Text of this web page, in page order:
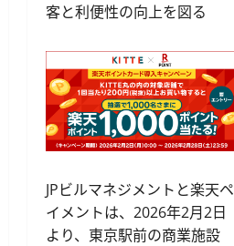
客と利便性の向上を図る
JPビルマネジメントと楽天ペ
イメントは、2026年2月2日
より、東京駅前の商業施設